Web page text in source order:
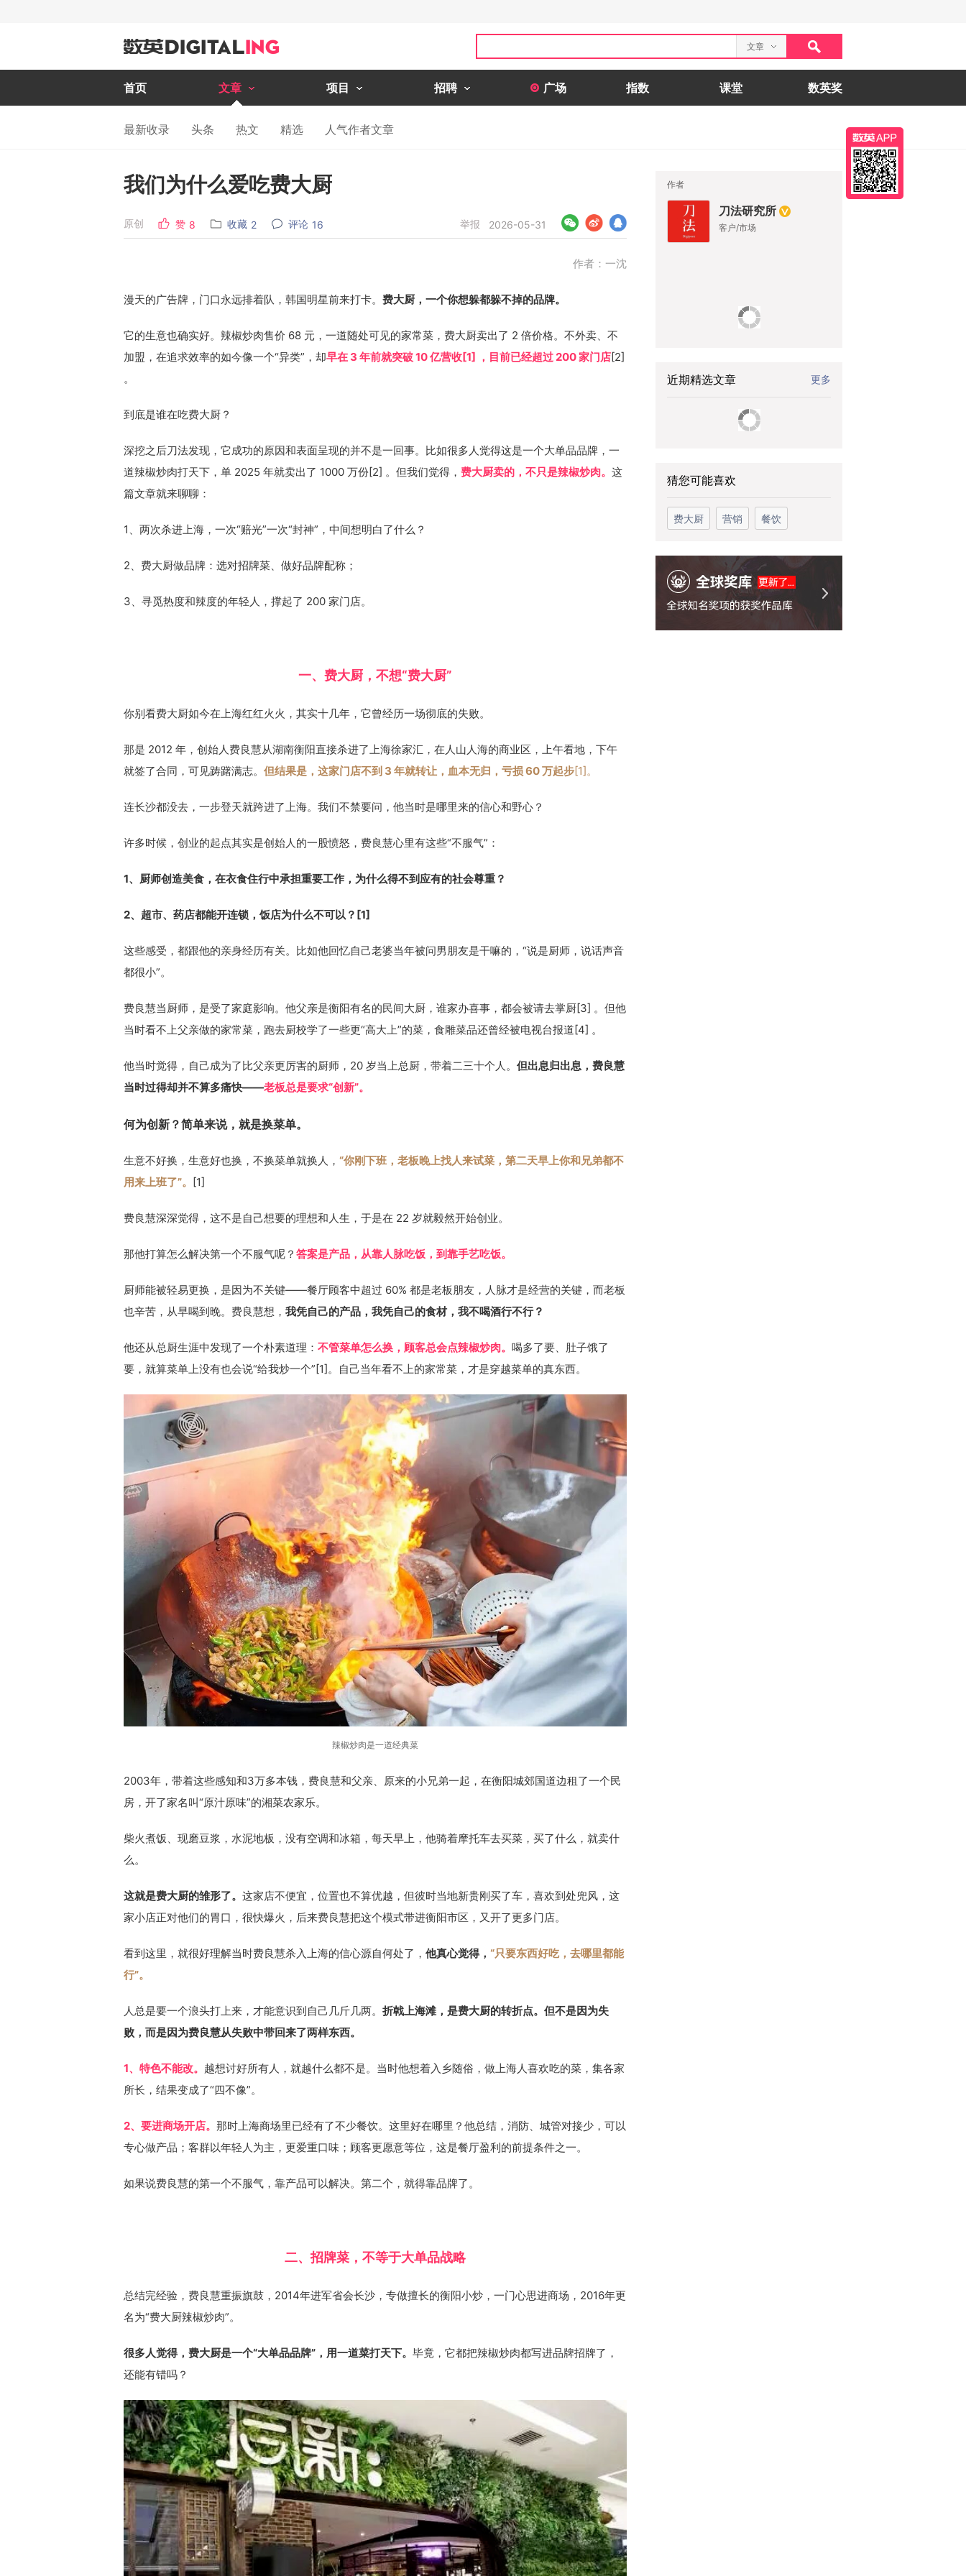
文章
首页 文章 项目 招聘 广场 指数 课堂 数英奖
最新收录 头条 热文 精选 人气作者文章
我们为什么爱吃费大厨
原创 赞 8 收藏 2 评论 16 举报 2026-05-31
作者：一沈
漫天的广告牌，门口永远排着队，韩国明星前来打卡。 费大厨，一个你想躲都躲不掉的品牌。
它的生意也确实好。辣椒炒肉售价 68 元，一道随处可见的家常菜，费大厨卖出了 2 倍价格。不外卖、不
加盟，在追求效率的如今像一个“异类”，却早在 3 年前就突破 10 亿营收[1] ，目前已经超过 200 家门店[2]
。
到底是谁在吃费大厨？
深挖之后刀法发现，它成功的原因和表面呈现的并不是一回事。比如很多人觉得这是一个大单品品牌，一
道辣椒炒肉打天下，单 2025 年就卖出了 1000 万份[2] 。但我们觉得， 费大厨卖的，不只是辣椒炒肉。 这
篇文章就来聊聊：
1、两次杀进上海，一次“赔光”一次“封神”，中间想明白了什么？
2、费大厨做品牌：选对招牌菜、做好品牌配称；
3、寻觅热度和辣度的年轻人，撑起了 200 家门店。
一、费大厨，不想“费大厨”
你别看费大厨如今在上海红红火火，其实十几年，它曾经历一场彻底的失败。
那是 2012 年，创始人费良慧从湖南衡阳直接杀进了上海徐家汇，在人山人海的商业区，上午看地，下午
就签了合同，可见踌躇满志。 但结果是，这家门店不到 3 年就转让，血本无归，亏损 60 万起步[1]。
连长沙都没去，一步登天就跨进了上海。我们不禁要问，他当时是哪里来的信心和野心？
许多时候，创业的起点其实是创始人的一股愤怒，费良慧心里有这些“不服气”：
1、厨师创造美食，在衣食住行中承担重要工作，为什么得不到应有的社会尊重？
2、超市、药店都能开连锁，饭店为什么不可以？[1]
这些感受，都跟他的亲身经历有关。比如他回忆自己老婆当年被问男朋友是干嘛的，“说是厨师，说话声音
都很小”。
费良慧当厨师，是受了家庭影响。他父亲是衡阳有名的民间大厨，谁家办喜事，都会被请去掌厨[3] 。但他
当时看不上父亲做的家常菜，跑去厨校学了一些更“高大上”的菜，食雕菜品还曾经被电视台报道[4] 。
他当时觉得，自己成为了比父亲更厉害的厨师，20 岁当上总厨，带着二三十个人。 但出息归出息，费良慧
当时过得却并不算多痛快——老板总是要求“创新”。
何为创新？简单来说，就是换菜单。
生意不好换，生意好也换，不换菜单就换人， “你刚下班，老板晚上找人来试菜，第二天早上你和兄弟都不
用来上班了”。 [1]
费良慧深深觉得，这不是自己想要的理想和人生，于是在 22 岁就毅然开始创业。
那他打算怎么解决第一个不服气呢？ 答案是产品，从靠人脉吃饭，到靠手艺吃饭。
厨师能被轻易更换，是因为不关键——餐厅顾客中超过 60% 都是老板朋友，人脉才是经营的关键，而老板
也辛苦，从早喝到晚。费良慧想， 我凭自己的产品，我凭自己的食材，我不喝酒行不行？
他还从总厨生涯中发现了一个朴素道理： 不管菜单怎么换，顾客总会点辣椒炒肉。 喝多了要、肚子饿了
要，就算菜单上没有也会说“给我炒一个”[1]。自己当年看不上的家常菜，才是穿越菜单的真东西。
辣椒炒肉是一道经典菜
2003年，带着这些感知和3万多本钱，费良慧和父亲、原来的小兄弟一起，在衡阳城郊国道边租了一个民
房，开了家名叫“原汁原味”的湘菜农家乐。
柴火煮饭、现磨豆浆，水泥地板，没有空调和冰箱，每天早上，他骑着摩托车去买菜，买了什么，就卖什
么。
这就是费大厨的雏形了。 这家店不便宜，位置也不算优越，但彼时当地新贵刚买了车，喜欢到处兜风，这
家小店正对他们的胃口，很快爆火，后来费良慧把这个模式带进衡阳市区，又开了更多门店。
看到这里，就很好理解当时费良慧杀入上海的信心源自何处了， 他真心觉得， “只要东西好吃，去哪里都能
行”。
人总是要一个浪头打上来，才能意识到自己几斤几两。 折戟上海滩，是费大厨的转折点。但不是因为失
败，而是因为费良慧从失败中带回来了两样东西。
1、特色不能改。 越想讨好所有人，就越什么都不是。当时他想着入乡随俗，做上海人喜欢吃的菜，集各家
所长，结果变成了“四不像”。
2、要进商场开店。 那时上海商场里已经有了不少餐饮。这里好在哪里？他总结，消防、城管对接少，可以
专心做产品；客群以年轻人为主，更爱重口味；顾客更愿意等位，这是餐厅盈利的前提条件之一。
如果说费良慧的第一个不服气，靠产品可以解决。第二个，就得靠品牌了。
二、招牌菜，不等于大单品战略
总结完经验，费良慧重振旗鼓，2014年进军省会长沙，专做擅长的衡阳小炒，一门心思进商场，2016年更
名为“费大厨辣椒炒肉”。
很多人觉得，费大厨是一个“大单品品牌”，用一道菜打天下。 毕竟，它都把辣椒炒肉都写进品牌招牌了，
还能有错吗？
作者
刀法研究所
客户/市场
近期精选文章 更多
猜您可能喜欢
费大厨 营销 餐饮